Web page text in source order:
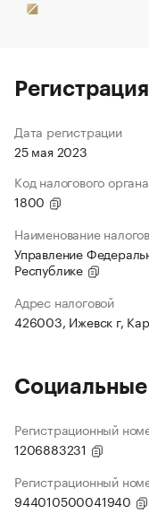
Дата регистрации
25 мая 2023
Код налогового органа
1800
Наименование
Управление
Республике
Адрес налоговой
426003, Ижевск г,
Регистрационный
1206883231
Регистрационный
944010500041940